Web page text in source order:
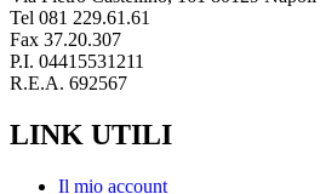
Tel 081 229.61.61
Fax 37.20.307
P.I. 04415531211
R.E.A. 692567
LINK UTILI
Il mio account